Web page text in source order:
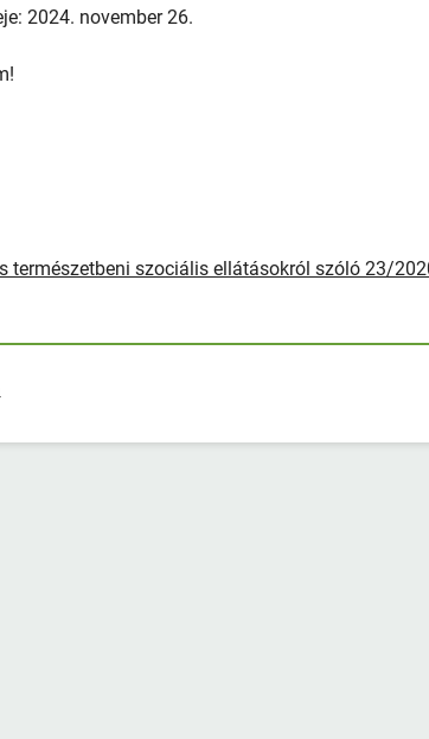
2024. november 26.
természetbeni szociális ellátásokról szóló 23/